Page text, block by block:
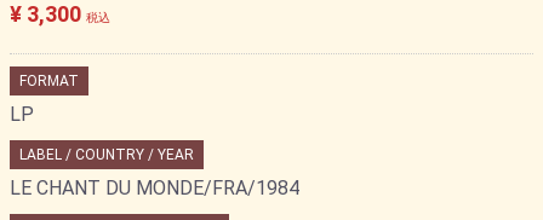
¥ 3,300 税込
FORMAT
LP
LABEL / COUNTRY / YEAR
LE CHANT DU MONDE/FRA/1984